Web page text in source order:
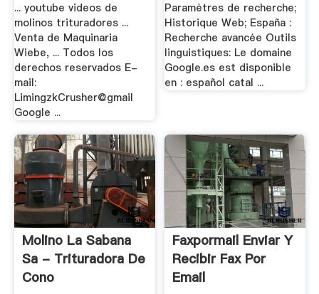
... youtube videos de
molinos trituradores ...
Venta de Maquinaria
Wiebe, ... Todos los
derechos reservados E-
mail:
LimingzkCrusher@gmail
Google ...
Paramètres de recherche;
Historique Web; España :
Recherche avancée Outils
linguistiques: Le domaine
Google.es est disponible
en : español catal ...
Molino La Sabana
Sa - Trituradora De
Cono
Faxpormail Enviar Y
Recibir Fax Por
Email